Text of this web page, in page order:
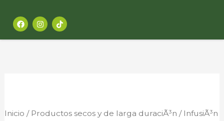
contenido
F
a
c
e
I
n
s
t
Inicio / Productos secos y de larga duraciÃ³n / InfusiÃ³n
Descanso